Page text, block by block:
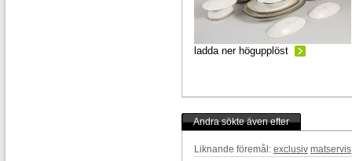
ladda ner högupplöst
Andra sökte även efter
Liknande föremål: exclusiv matservis